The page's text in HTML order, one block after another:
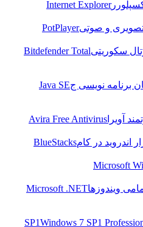
Internet Explorer
تصویری و صوتیPotPlayer
سکوریتیBitdefender Total
برنامه نویسی جJava SE
آویرا Avira Free Antivirus
اندروید در کامBlueStacks
ویندوزهاMicrosoft .NET
Windows 7 SP1